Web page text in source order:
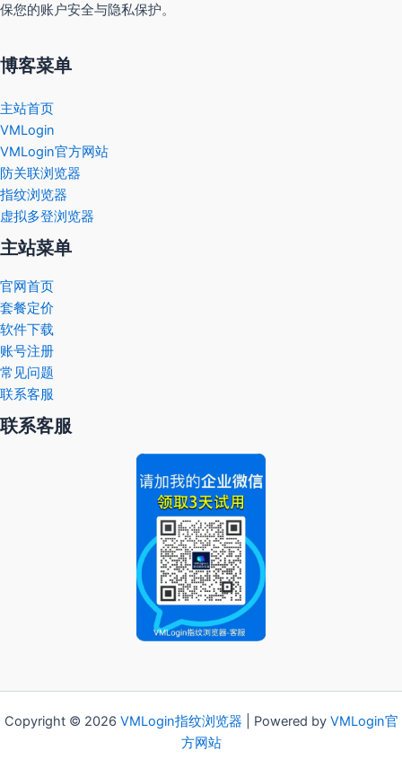
保您的账户安全与隐私保护。
博客菜单
主站首页
VMLogin
VMLogin官方网站
防关联浏览器
指纹浏览器
虚拟多登浏览器
主站菜单
官网首页
套餐定价
软件下载
账号注册
常见问题
联系客服
联系客服
Copyright © 2026 VMLogin指纹浏览器 | Powered by VMLogin官
方网站